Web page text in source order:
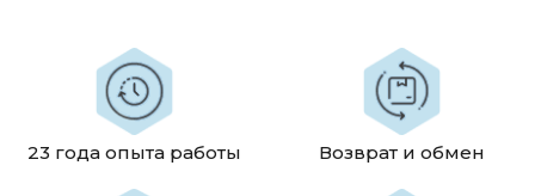
23 года опыта работы Возврат и обмен